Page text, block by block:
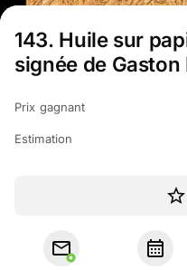
143. Huile sur
signée de Gaston
Prix gagnant
Estimation